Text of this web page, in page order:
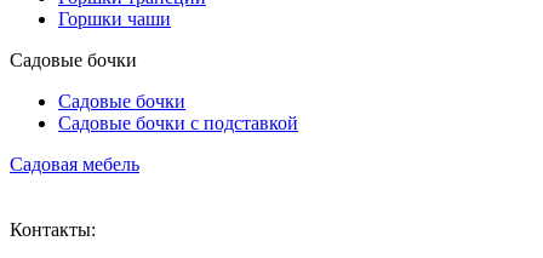
Горшки чаши
Садовые бочки
Садовые бочки
Садовые бочки c подставкой
Садовая мебель
Контакты: